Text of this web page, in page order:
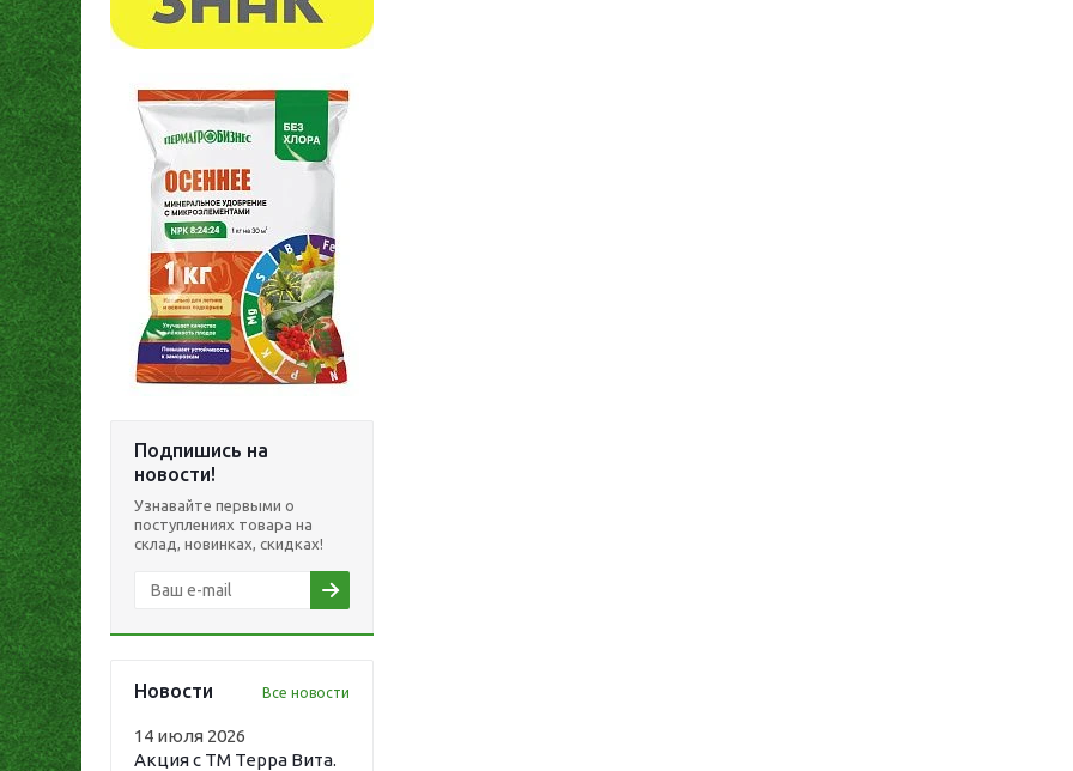
Подпишись на
новости!
Узнавайте первыми о
поступлениях товара на
склад, новинках, скидках!
Новости Все новости
14 июля 2026
Акция с ТМ Терра Вита.